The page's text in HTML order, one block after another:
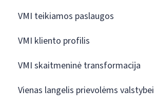
VMI teikiamos paslaugos
VMI kliento profilis
VMI skaitmeninė transformacija
Vienas langelis prievolėms